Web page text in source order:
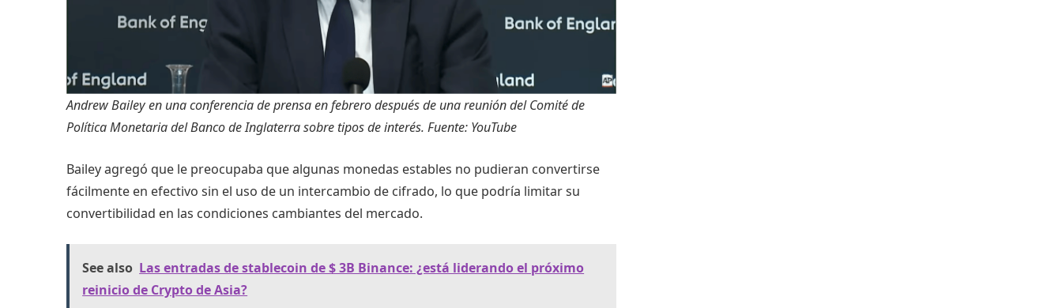
Andrew Bailey en una conferencia de prensa en febrero después de una reunión del Comité de
Política Monetaria del Banco de Inglaterra sobre tipos de interés. Fuente: YouTube
Bailey agregó que le preocupaba que algunas monedas estables no pudieran convertirse
fácilmente en efectivo sin el uso de un intercambio de cifrado, lo que podría limitar su
convertibilidad en las condiciones cambiantes del mercado.
See also Las entradas de stablecoin de $ 3B Binance: ¿está liderando el próximo
reinicio de Crypto de Asia?